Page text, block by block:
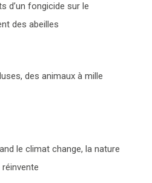
d’un fongicide sur le
des abeilles
des animaux à mille
le climat change, la nature